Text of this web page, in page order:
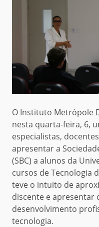
O Instituto Metrópole
nesta quarta-feira, 6,
especialistas,
apresentar a
(SBC) a alunos da
cursos de Tecnologia
teve o intuito de
discente e apresentar
desenvolvimento
tecnologia.